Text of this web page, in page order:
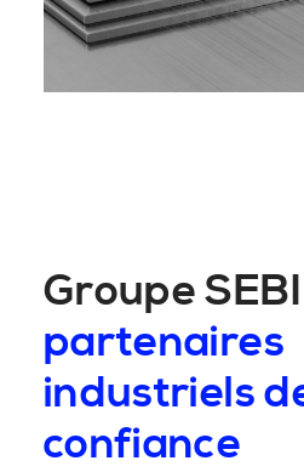
Groupe SEBI
partenaires
industriels
confiance